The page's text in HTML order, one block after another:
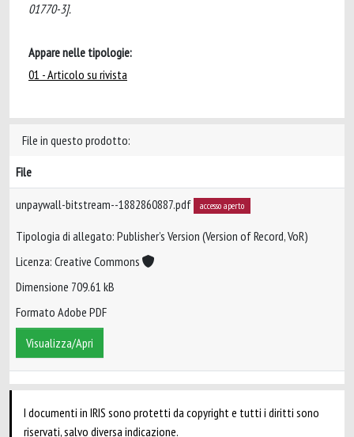
01770-3].
Appare nelle tipologie:
01 - Articolo su rivista
File in questo prodotto:
File
unpaywall-bitstream--1882860887.pdf accesso aperto
Tipologia di allegato: Publisher’s Version (Version of Record, VoR)
Licenza: Creative Commons
Dimensione 709.61 kB
Formato Adobe PDF
Visualizza/Apri
I documenti in IRIS sono protetti da copyright e tutti i diritti sono
riservati, salvo diversa indicazione.